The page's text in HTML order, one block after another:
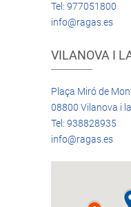
Tel: 977051800
info@ragas.es
VILANOVA I
Plaça Miró de
08800 Vilanova i
Tel: 938828935
info@ragas.es